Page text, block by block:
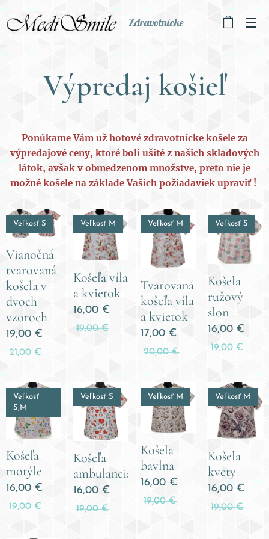
Zdravotnícke
Výpredaj košieľ
Ponúkame Vám už hotové zdravotnícke košele za
výpredajové ceny, ktoré boli ušité z našich skladových
látok, avšak v obmedzenom množstve, preto nie je
možné košele na základe Vašich požiadaviek upraviť !
Vianočná
tvarovaná
košeľa v
dvoch
vzoroch
Veľkosť S
19,00 €
21,00€
Košeľa víla
a kvietok
Veľkosť M
16,00 €
19,00€
Tvarovaná
košeľa víla
a kvietok
Veľkosť M
17,00 €
20,00€
Košeľa
ružový
slon
Veľkosť S
16,00 €
19,00€
Košeľa
motýle
Veľkosť
S,M
16,00 €
19,00€
Košeľa
ambulancia
Veľkosť S
16,00 €
19,00€
Košeľa
bavlna
Veľkosť M
16,00 €
19,00€
Košeľa
kvety
Veľkosť M
16,00 €
19,00€